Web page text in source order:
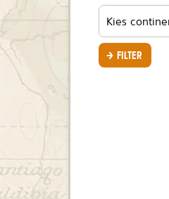
Filteren
per
continent
FILTER